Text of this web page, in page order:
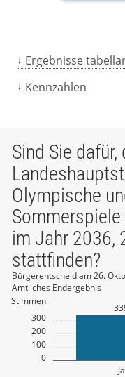
Ergebnisse
Kennzahlen
0
100
200
300
Stimmen
Ja
Sind Sie
Olympische
im Jahr 2036,
stattfinden?
Bürgerentscheid am 26.
Amtliches Endergebnis